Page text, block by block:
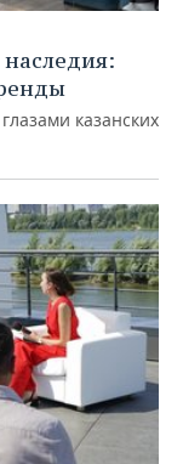
казанских